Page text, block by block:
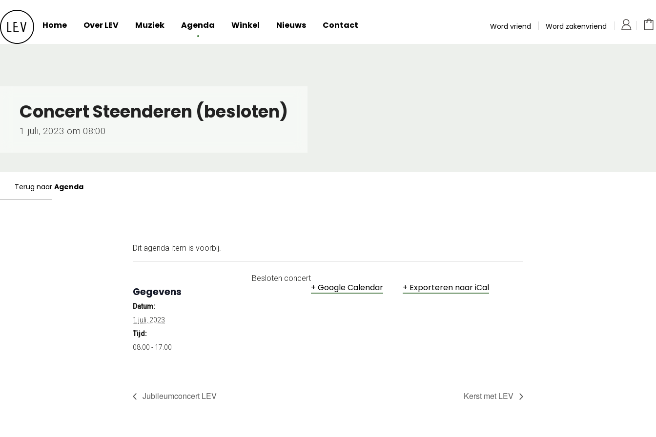
to
content
Home Over LEV Muziek Agenda Winkel Nieuws Contact Word vriend Word zakenvriend
Concert Steenderen (besloten)
1 juli, 2023 om 08:00
Terug naar Agenda
Dit agenda item is voorbij.
Besloten concert
+ Google Calendar + Exporteren naar iCal
Gegevens
Datum:
1 juli, 2023
Tijd:
08:00 - 17:00
Jubileumconcert LEV Kerst met LEV